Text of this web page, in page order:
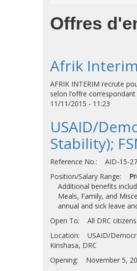
Offres
Afrik
AFRIK INTERIM recrute
selon l’offre
11/11/2015 - 11:23
USAID/
Stability);
Reference No.: AID-15-27
Position/Salary Range:
Additional benefits
Meals, Family, and
annual and sick leave
Open To: All DRC citizens
Location: USAID/
Kinshasa, DRC
Opening: November 5,